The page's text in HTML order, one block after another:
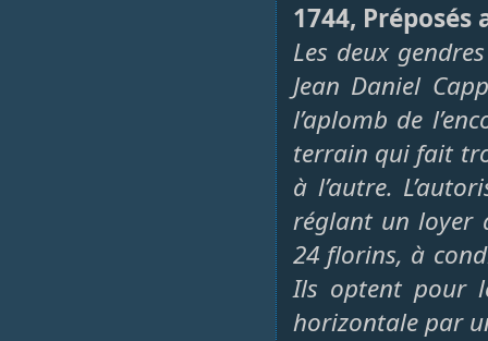
1744,
Les deux
Jean Daniel
l’aplomb de
terrain qui fait
à l’autre.
réglant un loyer
24 florins, à
Ils optent pour
horizontale par